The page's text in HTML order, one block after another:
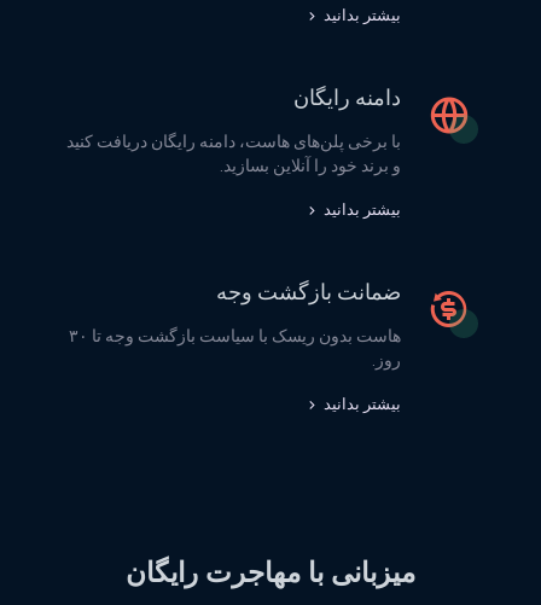
بیشتر بدانید
دامنه رایگان
با برخی پلن‌های هاست، دامنه رایگان دریافت کنید
و برند خود را آنلاین بسازید.
بیشتر بدانید
ضمانت بازگشت وجه
هاست بدون ریسک با سیاست بازگشت وجه تا ۳۰
روز.
بیشتر بدانید
میزبانی با مهاجرت رایگان